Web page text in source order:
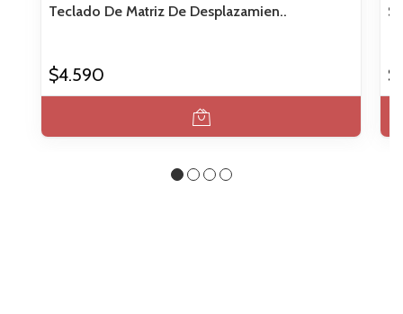
Teclado De Matriz De Desplazamien..
$4.590